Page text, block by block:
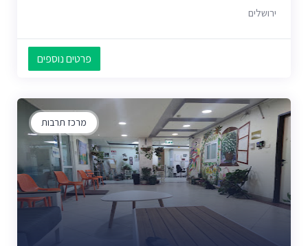
ירושלים
פרטים נוספים
מרכז תרבות